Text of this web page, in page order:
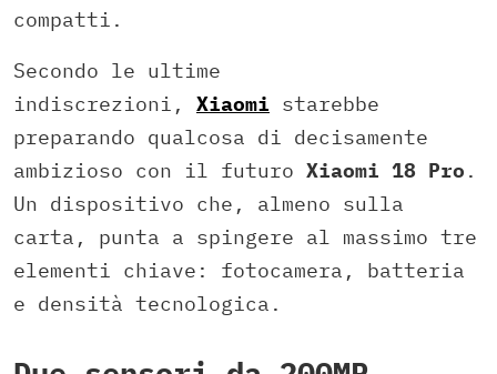
compatti.
Secondo le ultime
indiscrezioni, Xiaomi starebbe
preparando qualcosa di decisamente
ambizioso con il futuro Xiaomi 18 Pro .
Un dispositivo che, almeno sulla
carta, punta a spingere al massimo tre
elementi chiave: fotocamera, batteria
e densità tecnologica.